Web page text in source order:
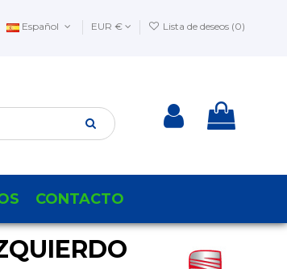
Español EUR € Lista de deseos (0)
CONTACTO